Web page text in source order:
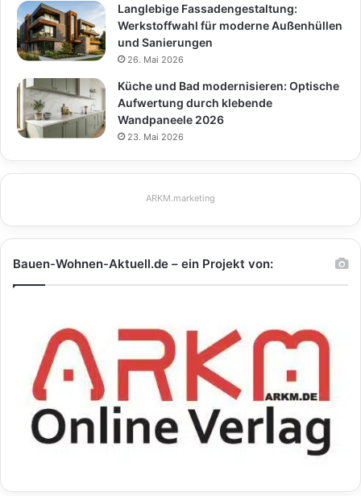
Langlebige Fassadengestaltung:
Werkstoffwahl für moderne Außenhüllen
und Sanierungen
26. Mai 2026
Küche und Bad modernisieren: Optische
Aufwertung durch klebende
Wandpaneele 2026
23. Mai 2026
ARKM.marketing
Bauen-Wohnen-Aktuell.de – ein Projekt von: